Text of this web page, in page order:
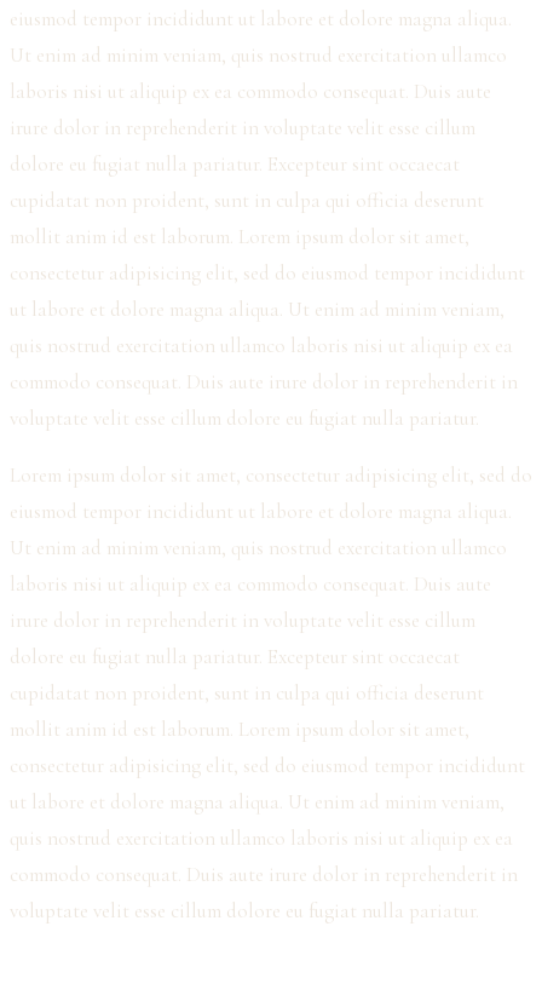
eiusmod tempor incididunt ut labore et dolore magna aliqua.
Ut enim ad minim veniam, quis nostrud exercitation ullamco
laboris nisi ut aliquip ex ea commodo consequat. Duis aute
irure dolor in reprehenderit in voluptate velit esse cillum
dolore eu fugiat nulla pariatur. Excepteur sint occaecat
cupidatat non proident, sunt in culpa qui officia deserunt
mollit anim id est laborum. Lorem ipsum dolor sit amet,
consectetur adipisicing elit, sed do eiusmod tempor incididunt
ut labore et dolore magna aliqua. Ut enim ad minim veniam,
quis nostrud exercitation ullamco laboris nisi ut aliquip ex ea
commodo consequat. Duis aute irure dolor in reprehenderit in
voluptate velit esse cillum dolore eu fugiat nulla pariatur.
Lorem ipsum dolor sit amet, consectetur adipisicing elit, sed do
eiusmod tempor incididunt ut labore et dolore magna aliqua.
Ut enim ad minim veniam, quis nostrud exercitation ullamco
laboris nisi ut aliquip ex ea commodo consequat. Duis aute
irure dolor in reprehenderit in voluptate velit esse cillum
dolore eu fugiat nulla pariatur. Excepteur sint occaecat
cupidatat non proident, sunt in culpa qui officia deserunt
mollit anim id est laborum. Lorem ipsum dolor sit amet,
consectetur adipisicing elit, sed do eiusmod tempor incididunt
ut labore et dolore magna aliqua. Ut enim ad minim veniam,
quis nostrud exercitation ullamco laboris nisi ut aliquip ex ea
commodo consequat. Duis aute irure dolor in reprehenderit in
voluptate velit esse cillum dolore eu fugiat nulla pariatur.